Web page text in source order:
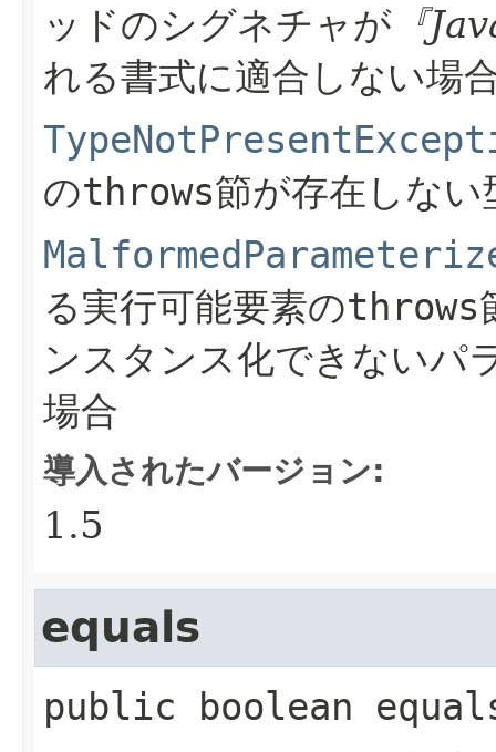
ッドのシグネチャが 『
れる書式に適合しない場
のthrows節が存在しな
る実行可能要素のthrows
ンスタンス化できないパ
場合
導入されたバージョン:
1.5
equals
public boolean